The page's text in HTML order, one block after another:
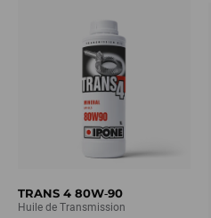
TRANS 4 80W‑90
Huile de Transmission